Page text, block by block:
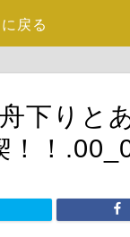
戻る
下りと
！！